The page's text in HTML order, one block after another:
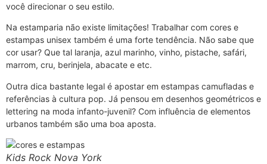
você direcionar o seu estilo.
Na estamparia não existe limitações! Trabalhar com cores e
estampas unisex também é uma forte tendência. Não sabe que
cor usar? Que tal laranja, azul marinho, vinho, pistache, safári,
marrom, cru, berinjela, abacate e etc.
Outra dica bastante legal é apostar em estampas camufladas e
referências à cultura pop. Já pensou em desenhos geométricos e
lettering na moda infanto-juvenil? Com influência de elementos
urbanos também são uma boa aposta.
Kids Rock Nova York